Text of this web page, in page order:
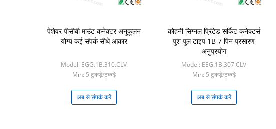
पेशेवर पीसीबी माउंट कनेक्टर अनुकूलन
योग्य कई संपर्क सीधे आकार
Model: EGG.1B.310.CLV
Min: 5 टुकड़े/टुकड़े
अब से संपर्क करें
कोहनी सिग्नल प्रिंटेड सर्किट कनेक्टर्स
पुश पुल टाइप 1B 7 पिन प्रसारण
अनुप्रयोग
Model: EEG.1B.307.CLV
Min: 5 टुकड़े/टुकड़े
अब से संपर्क करें